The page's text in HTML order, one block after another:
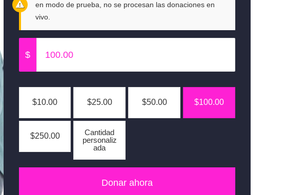
en modo de prueba, no se procesan las donaciones en
vivo.
$
$10.00 $25.00 $50.00 $100.00
$250.00
Cantidad
personaliz
ada
Donar ahora